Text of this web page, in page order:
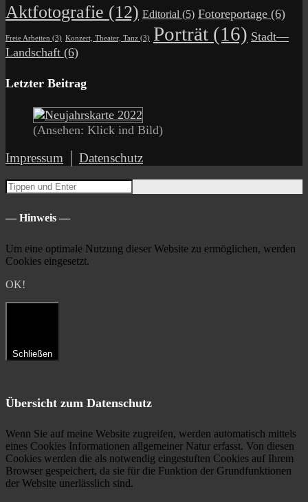
Aktfotografie (12) Editorial (5) Fotoreportage (6)
Freie Arbeiten (3) Konzert, Theater, Tanz (3) Porträt (16) Stadt—
Landschaft (6)
Letzter Beitrag
(Ansehen: Klick ind Bild)
Impressum Datenschutz
— Hinweis —
Um eine optimale Nutzung dieser Website zu ermöglichen, werden
Cookies eingesetzt.
OK!
Schließen
Übersicht zum Datenschutz
Wenn Sie auf meine Website zugreifen, werden automatisch mittels
eines Cookies Informationen allgemeiner Natur erfasst. Von diesen
Cookies werden die als notwendig eingestuften Cookies auf Ihrem
Browser gespeichert, da sie für die Funktion der Grundfunktionen
der Website unerlässlich sind.